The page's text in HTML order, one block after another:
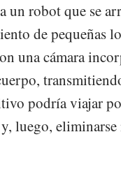
un robot que se
de pequeñas
una cámara
podría viajar
luego,